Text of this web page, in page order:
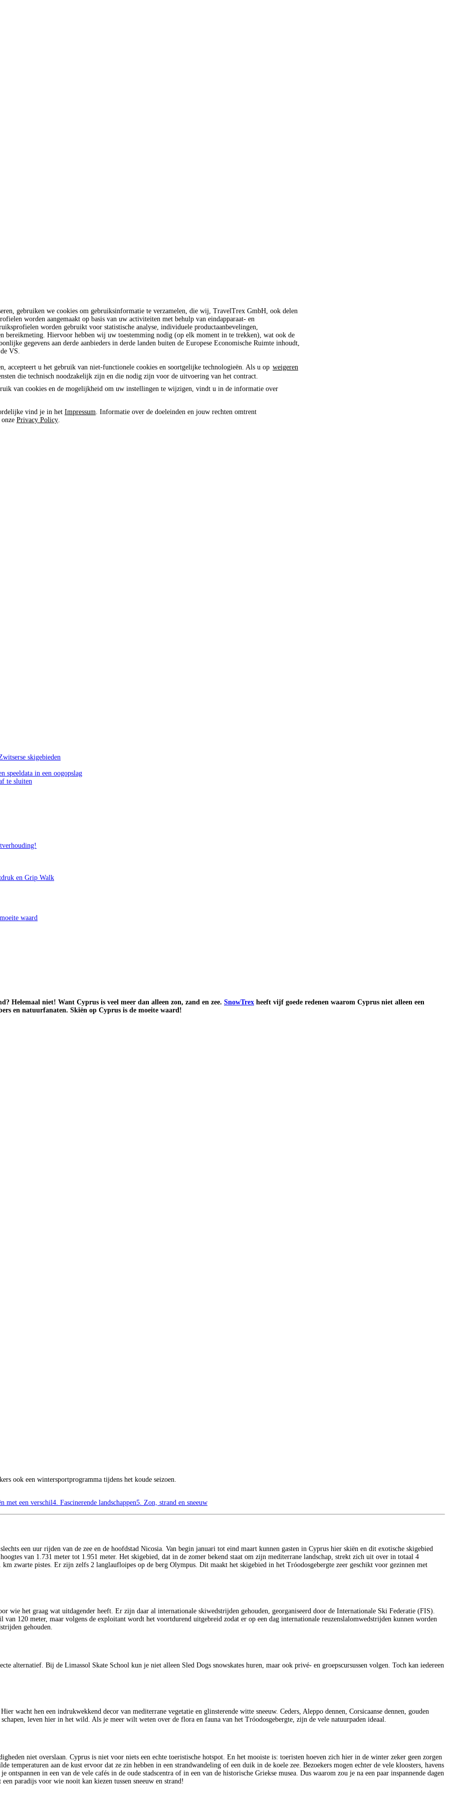
gebruiken we cookies om gebruiksinformatie te verzamelen, die wij, TravelTrex GmbH, ook delen
worden aangemaakt op basis van uw activiteiten met behulp van eindapparaat- en
worden gebruikt voor statistische analyse, individuele productaanbevelingen,
bereikmeting. Hiervoor hebben wij uw toestemming nodig (op elk moment in te trekken), wat ook de
gegevens aan derde aanbieders in derde landen buiten de Europese Economische Ruimte inhoudt,
VS.
accepteert u het gebruik van niet-functionele cookies en soortgelijke technologieën. Als u op weigeren
die technisch noodzakelijk zijn en die nodig zijn voor de uitvoering van het contract.
van cookies en de mogelijkheid om uw instellingen te wijzigen, vindt u in de informatie over
vind je in het Impressum . Informatie over de doeleinden en jouw rechten omtrent
Privacy Policy
skigebieden
speeldata in een oogopslag
te sluiten
en Grip Walk
waard
Helemaal niet! Want Cyprus is veel meer dan alleen zon, zand en zee. SnowTrex heeft vijf goede redenen waarom Cyprus niet alleen een
en natuurfanaten. Skiën op Cyprus is de moeite waard!
ook een wintersportprogramma tijdens het koude seizoen.
met een verschil4. Fascinerende landschappen5. Zon, strand en sneeuw
een uur rijden van de zee en de hoofdstad Nicosia. Van begin januari tot eind maart kunnen gasten in Cyprus hier skiën en dit exotische skigebied
van 1.731 meter tot 1.951 meter. Het skigebied, dat in de zomer bekend staat om zijn mediterrane landschap, strekt zich uit over in totaal 4
zwarte pistes. Er zijn zelfs 2 langlaufloipes op de berg Olympus. Dit maakt het skigebied in het Tróodosgebergte zeer geschikt voor gezinnen met
wie het graag wat uitdagender heeft. Er zijn daar al internationale skiwedstrijden gehouden, georganiseerd door de Internationale Ski Federatie (FIS).
van 120 meter, maar volgens de exploitant wordt het voortdurend uitgebreid zodat er op een dag internationale reuzenslalomwedstrijden kunnen worden
gehouden.
alternatief. Bij de Limassol Skate School kun je niet alleen Sled Dogs snowskates huren, maar ook privé- en groepscursussen volgen. Toch kan iedereen
wacht hen een indrukwekkend decor van mediterrane vegetatie en glinsterende witte sneeuw. Ceders, Aleppo dennen, Corsicaanse dennen, gouden
leven hier in het wild. Als je meer wilt weten over de flora en fauna van het Tróodosgebergte, zijn de vele natuurpaden ideaal.
niet overslaan. Cyprus is niet voor niets een echte toeristische hotspot. En het mooiste is: toeristen hoeven zich hier in de winter zeker geen zorgen
temperaturen aan de kust ervoor dat ze zin hebben in een strandwandeling of een duik in de koele zee. Bezoekers mogen echter de vele kloosters, havens
in een van de vele cafés in de oude stadscentra of in een van de historische Griekse musea. Dus waarom zou je na een paar inspannende dagen
paradijs voor wie nooit kan kiezen tussen sneeuw en strand!